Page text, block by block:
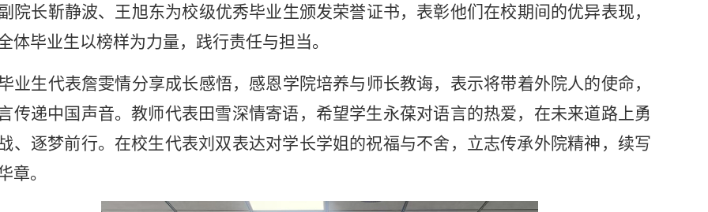
院长靳静波、王旭东为校级优秀毕业生颁发荣誉证书，表彰他们在校期间的优异表现，
体毕业生以榜样为力量，践行责任与担当。
业生代表詹雯情分享成长感悟，感恩学院培养与师长教诲，表示将带着外院人的使命，
传递中国声音。教师代表田雪深情寄语，希望学生永葆对语言的热爱，在未来道路上勇
、逐梦前行。在校生代表刘双表达对学长学姐的祝福与不舍，立志传承外院精神，续写
章。